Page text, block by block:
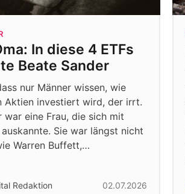
In diese 4 ETFs
Beate Sander
nur Männer wissen, wie
Aktien investiert wird, der irrt.
war eine Frau, die sich mit
Sie war längst nicht
Warren Buffett,…
Redaktion 02.07.2026